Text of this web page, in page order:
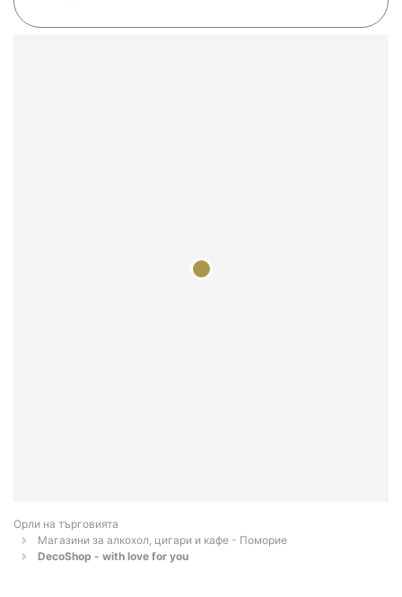
Орли на търговията
Магазини за алкохол, цигари и кафе - Поморие
DecoShop - with love for you